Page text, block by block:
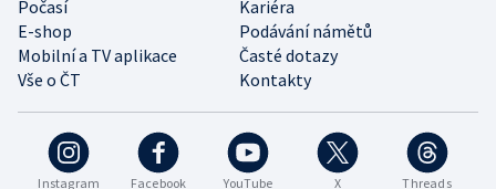
Instagram Facebook YouTube X Threads
Počasí
Kariéra
E-shop
Podávání námětů
Mobilní a TV aplikace
Časté dotazy
Vše o ČT
Kontakty